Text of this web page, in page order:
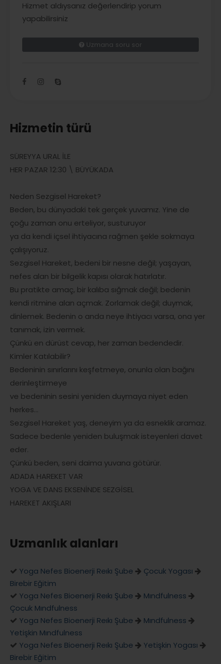
Hizmet aldıysanız değerlendirip yorum
yapabilirsiniz
Uzmana soru sor
Hizmetin türü
SÜREYYA URAL İLE
HER PAZAR 12:30 \ BÜYÜKADA
Neden Sezgisel Hareket?
Beden, bu dünyadaki tek gerçek yuvamız. Yine de
çoğu zaman onu erteliyor, susturuyor
ya da kendi içsel ihtiyacına rağmen şekle sokmaya
çalışıyoruz.
Sezgisel Hareket, bedeni bir nesne değil; yaşayan,
nefes alan bir bilgelik kapısı olarak hatırlatır.
Bu pratikte amaç, bir kalıba sığmak değil; bedenin
kendi ritmine alan açmak. Zorlamak değil; duymak,
dinlemek. Bedenin o anda neye ihtiyacı varsa, ona yer
tanımak, izin vermek.
Çünkü en dürüst cevap, her zaman bedendedir.
Kimler Katılabilir?
Bedeninin sınırlarını keşfetmeye, onunla olan bağını
derinleştirmeye
ve bedeninin sesini yeniden duymaya niyet eden
herkes...
Sezgisel Hareket yaş, deneyim ya da esneklik aramaz.
Sadece bedenle yeniden buluşmak isteyenleri davet
eder.
Çünkü beden, seni daima yuvana götürür.
ADADA HAREKET VAR
YOGA VE DANS EKSENİNDE SEZGİSEL
HAREKET AKIŞLARI
Uzmanlık alanları
Yoga Nefes Bioenerji Reıkı Şube
Çocuk Yogası
Birebir Eğitim
Yoga Nefes Bioenerji Reıkı Şube
Mındfulness
Çocuk Mındfulness
Yoga Nefes Bioenerji Reıkı Şube
Mındfulness
Yetişkin Mındfulness
Yoga Nefes Bioenerji Reıkı Şube
Yetişkin Yogası
Birebir Eğitim